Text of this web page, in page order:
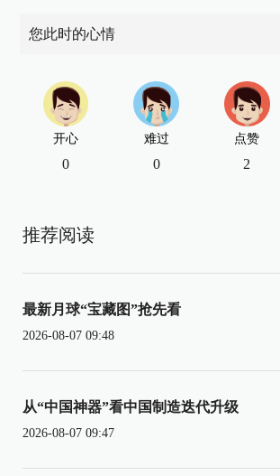
您此时的心情
开心
0
难过
0
点赞
2
推荐阅读
最新月球“宝藏图”抢先看
2026-08-07 09:48
从“中国神器”看中国制造迭代升级
2026-08-07 09:47